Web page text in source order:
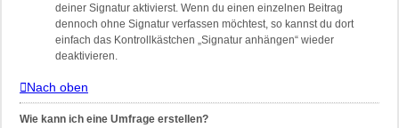
deiner Signatur aktivierst. Wenn du einen einzelnen Beitrag
dennoch ohne Signatur verfassen möchtest, so kannst du dort
einfach das Kontrollkästchen „Signatur anhängen“ wieder
deaktivieren.
Nach oben
Wie kann ich eine Umfrage erstellen?